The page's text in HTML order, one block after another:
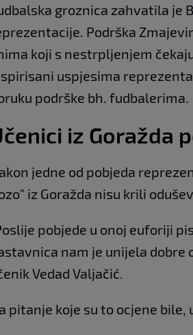
groznica zahvatila je
Podrška
koji s nestrpljenjem
uspjesima
podrške bh. fudbalerima.
iz Goražda
jedne od pobjeda
iz Goražda nisu krili
pobjede u onoj euforiji
nam je unijela dobre
Vedad Valjačić.
pitanje koje su to ocjene bile,